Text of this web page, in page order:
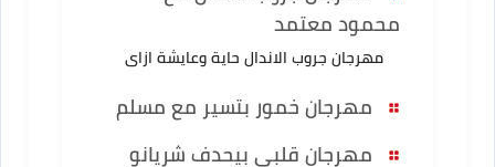
محمود معتمد
مهرجان جروب الاندال حاية وعايشة ازاى
مهرجان خمور بتسير مع مسلم
مهرجان قلبي بيحدف شريانو